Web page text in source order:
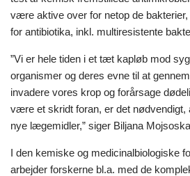
være aktive over for netop de
for antibiotika, inkl. multiresistente
”Vi er hele tiden i et tæt kapløb mod
organismer og deres evne til at
invadere vores krop og forårsage
være et skridt foran, er det nødvendigt,
nye lægemidler,” siger Biljana
I den kemiske og medicinalbiologiske
arbejder forskerne bl.a. med de